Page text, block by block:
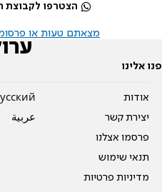
הצטרפו לקבוצת
מצאתם טעות או
פנו אלינו
אודות
יצירת קשר
פרסמו אצלנו
תנאי שימוש
מדיניות פרטיות
عربية